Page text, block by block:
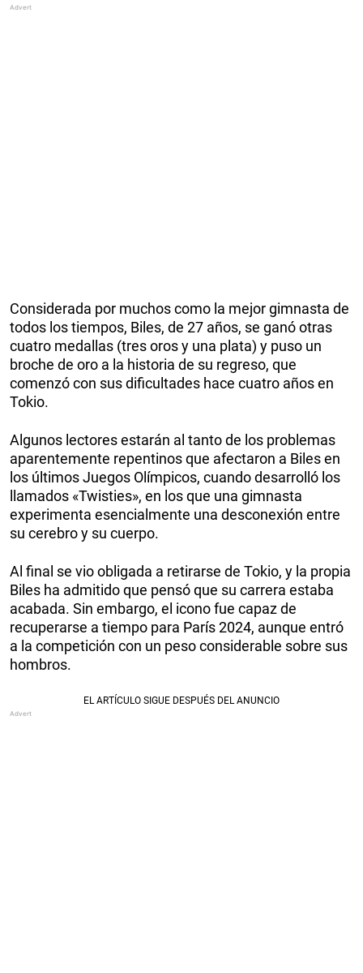
Considerada por muchos como la mejor gimnasta de
todos los tiempos, Biles, de 27 años, se ganó otras
cuatro medallas (tres oros y una plata) y puso un
broche de oro a la historia de su regreso, que
comenzó con sus dificultades hace cuatro años en
Tokio.
Algunos lectores estarán al tanto de los problemas
aparentemente repentinos que afectaron a Biles en
los últimos Juegos Olímpicos, cuando desarrolló los
llamados «Twisties», en los que una gimnasta
experimenta esencialmente una desconexión entre
su cerebro y su cuerpo.
Al final se vio obligada a retirarse de Tokio, y la propia
Biles ha admitido que pensó que su carrera estaba
acabada. Sin embargo, el icono fue capaz de
recuperarse a tiempo para París 2024, aunque entró
a la competición con un peso considerable sobre sus
hombros.